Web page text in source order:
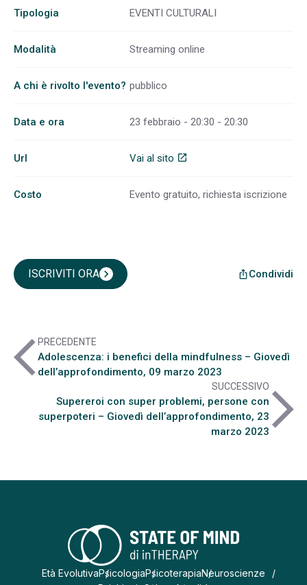
Tipologia EVENTI CULTURALI
Modalità Streaming online
A chi è rivolto l'evento? pubblico
Data e ora 23 febbraio - 20:30 - 20:30
Url Vai al sito open_in_new
Costo Evento gratuito, richiesta iscrizione
ISCRIVITI ORAchevron_right ios_shareCondividi
arrow_back_iosPRECEDENTE
Adolescenza: i benefici della mindfulness – Giovedì
dell’approfondimento, 09 marzo 2023
SUCCESSIVO
Supereroi con super problemi, persone con
superpoteri – Giovedì dell’approfondimento, 23
marzo 2023arrow_forward_ios
Età EvolutivaPsicologiaPsicoterapiaNeuroscienze